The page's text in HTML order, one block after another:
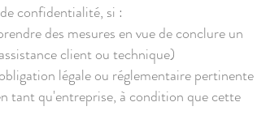
confidentialité, si :
des mesures en vue de conclure un
client ou technique)
légale ou réglementaire pertinente
tant qu'entreprise, à condition que cette